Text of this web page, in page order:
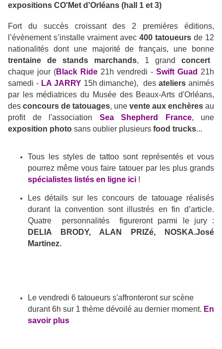
expositions CO'Met d'Orléans (hall 1 et 3)
Fort du succès croissant des 2 premières éditions,
l’évènement s’installe vraiment avec 400 tatoueurs de 12
nationalités dont une majorité de français, une bonne
trentaine de stands marchands, 1 grand concert
chaque jour (Black Ride 21h vendredi - Swift Guad 21h
samedi - LA JARRY15h dimanche), desateliers animés
par les médiatrices du Musée des Beaux-Arts d'Orléans,
des concours de tatouages, une vente aux enchères au
profit de l'association Sea Shepherd France, une
exposition photo sans oublier plusieurs food trucks...
Tous les styles de tattoo sont représentés et vous
pourrez même vous faire tatouer par les plus grands
spécialistes listés en ligne ici !
Les détails sur les concours de tatouage réalisés
durant la convention sont illustrés en fin d’article.
Quatre personnalités figureront parmi le jury :
DELIA BRODY, ALAN PRIZé, NOSKA.José
Martinez.
Le vendredi 6 tatoueurs s'affronteront sur scène
durant 6h sur 1 thème dévoilé au dernier moment. En
savoir plus